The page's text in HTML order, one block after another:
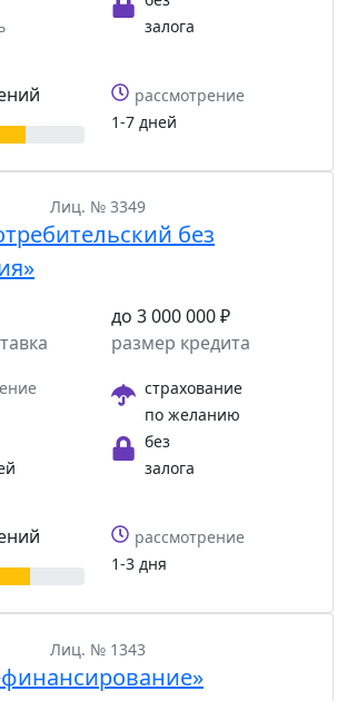
залога
рассмотрение
1-7 дней
Лиц. № 3349
без
до 3 000 000 ₽
размер кредита
страхование
по желанию
без
залога
рассмотрение
1-3 дня
Лиц. № 1343